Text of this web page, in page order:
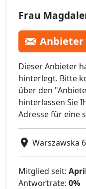
Frau
Dieser Anbieter
hinterlegt. Bitte
über den
hinterlassen Sie
Adresse für eine
Warszawska
Mitglied seit:
Antwortrate: 0%